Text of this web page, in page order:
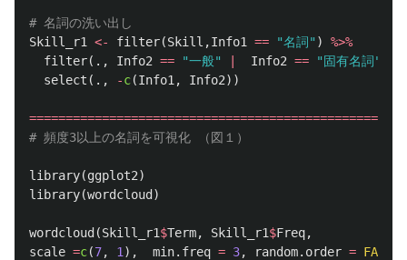
# 名詞の洗い出し
Skill_r1
<- filter(Skill ,Info1 == "名詞" )
%>%
filter( . , Info2 == "一般" Info2 == "固有名詞"
select ( . , -c(Info1 , Info2))
================================================
# 頻度3以上の名詞を可視化 （図１）
library(ggplot2)
library(wordcloud )
wordcloud (Skill_r1$Term, Skill_r1$Freq,
scale =c(7, 1 ), min.freq = 3, random.order = FALSE